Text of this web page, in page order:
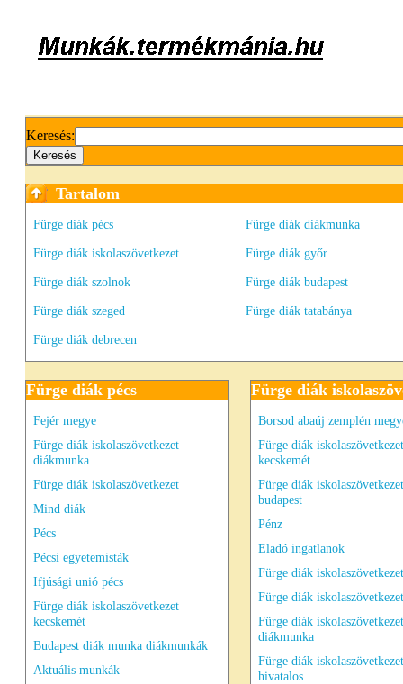
Keresés:
Tartalom
Fürge diák pécs
Fürge diák diákmunka
Fürge diák iskolaszövetkezet
Fürge diák győr
Fürge diák szolnok
Fürge diák budapest
Fürge diák szeged
Fürge diák tatabánya
Fürge diák debrecen
Fürge diák pécs
Fejér megye
Fürge diák iskolaszövetkezet
diákmunka
Fürge diák iskolaszövetkezet
Mind diák
Pécs
Pécsi egyetemisták
Ifjúsági unió pécs
Fürge diák iskolaszövetkezet
kecskemét
Budapest diák munka diákmunkák
Aktuális munkák
Fürge diák
Borsod abaúj zemplén
Fürge diák iskolaszövetkezet
kecskemét
Fürge diák iskolaszövetkezet
budapest
Pénz
Eladó ingatlanok
Fürge diák iskolaszövetkezet
Fürge diák
Fürge diák iskolaszövetkezet
diákmunka
Fürge diák iskolaszövetkezet
hivatalos